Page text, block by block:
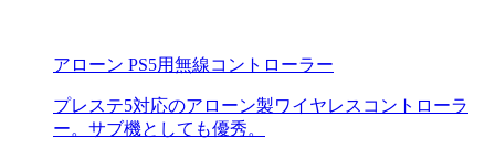
アローン PS5用無線コントローラー
プレステ5対応のアローン製ワイヤレスコントローラ
ー。サブ機としても優秀。